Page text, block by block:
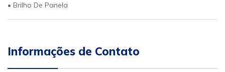
• Brilho De Panela
Informações de Contato